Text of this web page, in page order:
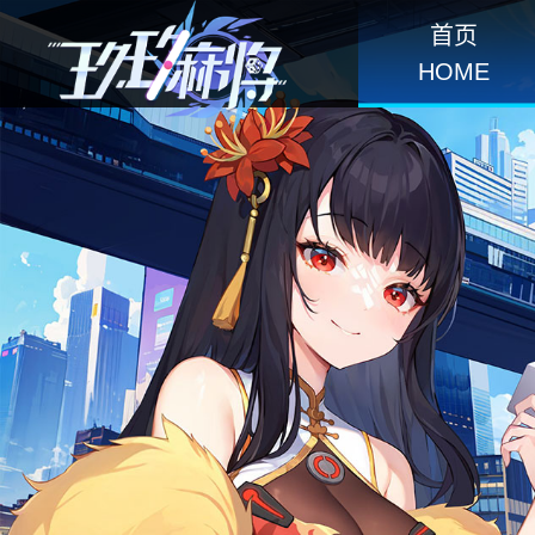
首页
HOME